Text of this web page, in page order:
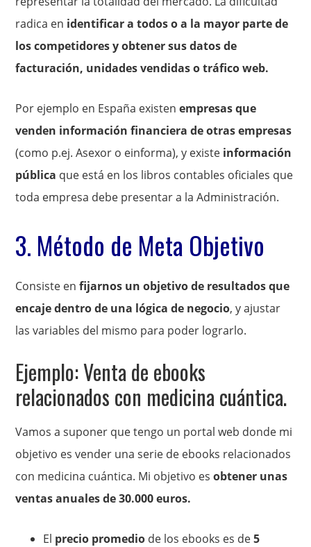
radica en identificar a todos o a la mayor parte de
los competidores y obtener sus datos de
facturación, unidades vendidas o tráfico web.
Por ejemplo en España existenempresas que
venden información financiera de otras empresas
(como p.ej. Asexor o einforma), y existe información
pública que está en los libros contables oficiales que
toda empresa debe presentar a la Administración.
3. Método de Meta Objetivo
Consiste enfijarnos un objetivo de resultados que
encaje dentro de una lógica de negocio, y ajustar
las variables del mismo para poder lograrlo.
Ejemplo: Venta de ebooks
relacionados con medicina cuántica.
Vamos a suponer que tengo un portal web donde mi
objetivo es vender una serie de ebooks relacionados
con medicina cuántica. Mi objetivo esobtener unas
ventas anuales de 30.000 euros.
El precio promedio de los ebooks es de5